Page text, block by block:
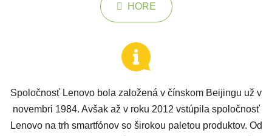
HORE
Spoločnosť Lenovo bola založená v čínskom Beijingu už v
novembri 1984. Avšak až v roku 2012 vstúpila spoločnosť
Lenovo na trh smartfónov so širokou paletou produktov. Od